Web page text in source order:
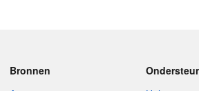
Bronnen